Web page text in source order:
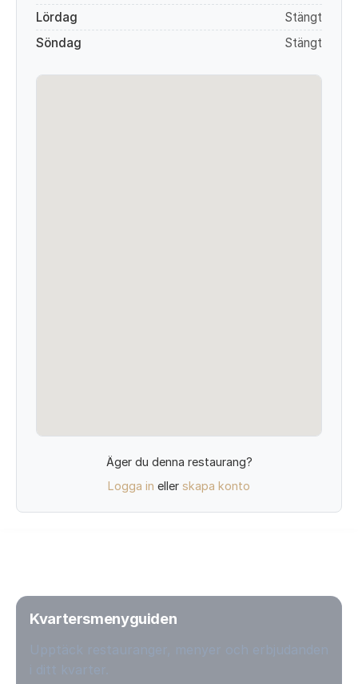
Lördag
Stängt
Söndag
Stängt
Äger du denna restaurang?
Logga in eller skapa konto
Kvartersmenyguiden